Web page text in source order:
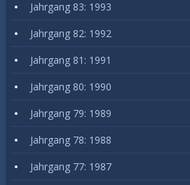
Jahrgang 83: 1993
Jahrgang 82: 1992
Jahrgang 81: 1991
Jahrgang 80: 1990
Jahrgang 79: 1989
Jahrgang 78: 1988
Jahrgang 77: 1987